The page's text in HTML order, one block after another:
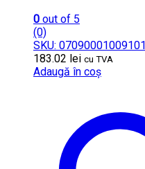
0 out of 5
(0)
SKU: 07090001009101
183.02 lei cu TVA
Adaugă în coș